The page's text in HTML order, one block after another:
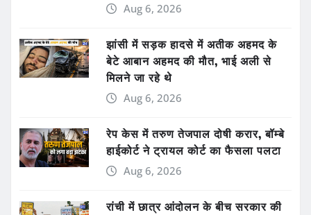
Aug 6, 2026
झांसी में सड़क हादसे में अतीक अहमद के
बेटे आबान अहमद की मौत, भाई अली से
मिलने जा रहे थे
Aug 6, 2026
रेप केस में तरुण तेजपाल दोषी करार, बॉम्बे
हाईकोर्ट ने ट्रायल कोर्ट का फैसला पलटा
Aug 6, 2026
रांची में छात्र आंदोलन के बीच सरकार की